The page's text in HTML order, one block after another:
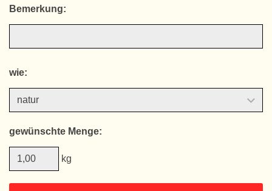
Bemerkung:
wie:
gewünschte Menge:
kg